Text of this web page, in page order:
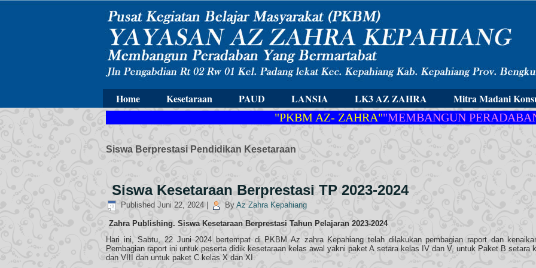
Home Kesetaraan PAUD LANSIA LK3 AZ ZAHRA Mitra Madani
"PKBM AZ- ZAHRA""MEMBANGUN PERADABAN
Siswa Berprestasi Pendidikan Kesetaraan
Siswa Kesetaraan Berprestasi TP 2023-2024
Published Juni 22, 2024 By Az Zahra Kepahiang
Zahra Publishing. Siswa Kesetaraan Berprestasi Tahun Pelajaran 2023-2024
Hari ini, Sabtu, 22 Juni 2024 bertempat di PKBM Az zahra Kepahiang telah dilakukan pembagian raport dan
Pembagian raport ini untuk peserta didik kesetaraan kelas awal yakni paket A setara kelas IV dan V, untuk Paket B setara
dan VIII dan untuk paket C kelas X dan XI.